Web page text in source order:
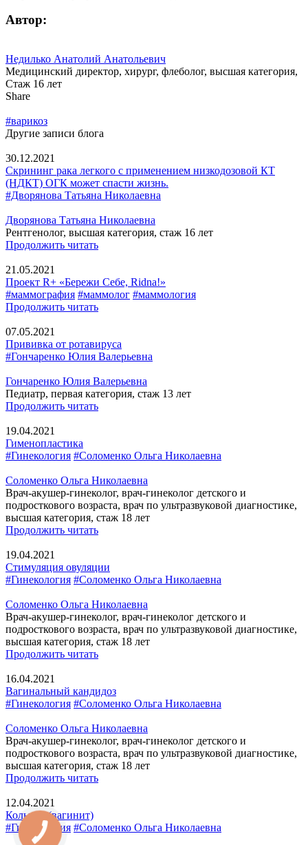
Автор:
Недилько Анатолий Анатольевич
Медицинский директор, хирург, флеболог, высшая категория,
Стаж 16 лет
Share
#варикоз
Другие записи блога
30.12.2021
Скрининг рака легкого с применением низкодозовой КТ
(НДКТ) ОГК может спасти жизнь.
#Дворянова Татьяна Николаевна
Дворянова Татьяна Николаевна
Рентгенолог, высшая категория, стаж 16 лет
Продолжить читать
21.05.2021
Проект R+ «Бережи Себе, Ridna!»
#маммография #маммолог #маммология
Продолжить читать
07.05.2021
Прививка от ротавируса
#Гончаренко Юлия Валерьевна
Гончаренко Юлия Валерьевна
Педиатр, первая категория, стаж 13 лет
Продолжить читать
19.04.2021
Гименопластика
#Гинекология #Соломенко Ольга Николаевна
Соломенко Ольга Николаевна
Врач-акушер-гинеколог, врач-гинеколог детского и
подросткового возраста, врач по ультразвуковой диагностике,
высшая категория, стаж 18 лет
Продолжить читать
19.04.2021
Стимуляция овуляции
#Гинекология #Соломенко Ольга Николаевна
Соломенко Ольга Николаевна
Врач-акушер-гинеколог, врач-гинеколог детского и
подросткового возраста, врач по ультразвуковой диагностике,
высшая категория, стаж 18 лет
Продолжить читать
16.04.2021
Вагинальный кандидоз
#Гинекология #Соломенко Ольга Николаевна
Соломенко Ольга Николаевна
Врач-акушер-гинеколог, врач-гинеколог детского и
подросткового возраста, врач по ультразвуковой диагностике,
высшая категория, стаж 18 лет
Продолжить читать
12.04.2021
Кольпит (вагинит)
#Гинекология #Соломенко Ольга Николаевна